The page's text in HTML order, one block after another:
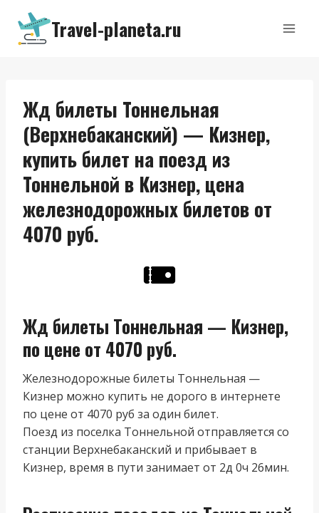
Перейти
содержимому
Travel-planeta.ru
Жд билеты Тоннельная
(Верхнебаканский) — Кизнер,
купить билет на поезд из
Тоннельной в Кизнер, цена
железнодорожных билетов от
4070 руб.
Жд билеты Тоннельная — Кизнер,
по цене от 4070 руб.
Железнодорожные билеты Тоннельная —
Кизнер можно купить не дорого в интернете
по цене от 4070 руб за один билет.
Поезд из поселка Тоннельной отправляется со
станции Верхнебаканский и прибывает в
Кизнер, время в пути занимает от 2д 0ч 26мин.